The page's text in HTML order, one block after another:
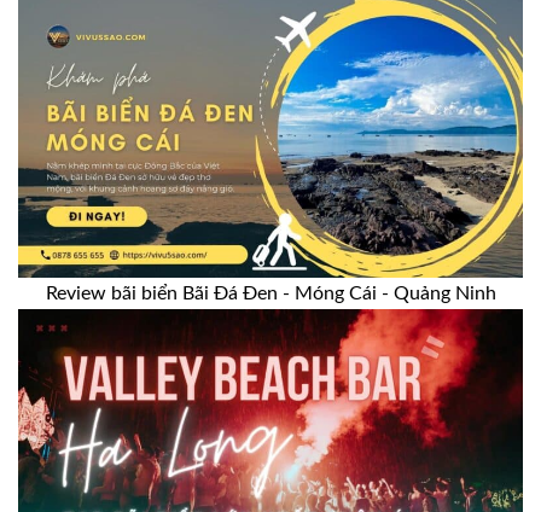
Review bãi biển Bãi Đá Đen - Móng Cái - Quảng Ninh